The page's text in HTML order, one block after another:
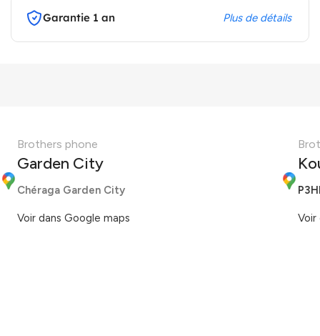
Garantie 1 an Plus de détails
Brothers phone
Garden City
Chéraga Garden City
Voir dans Google maps Voir